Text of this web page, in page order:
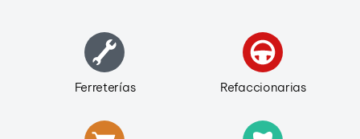
Ferreterías Refaccionarias